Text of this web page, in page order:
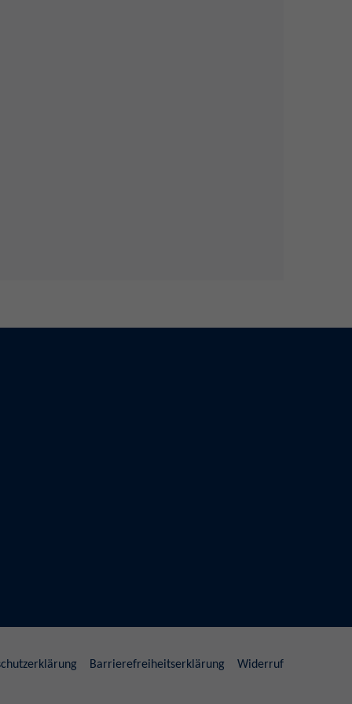
Barrierefreiheitserklärung Widerruf